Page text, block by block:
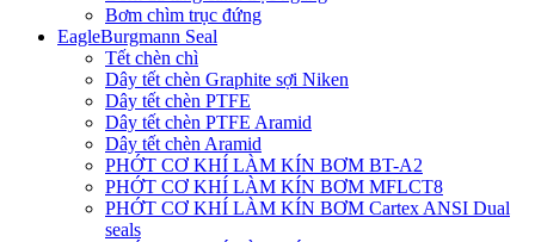
Bơm chìm trục đứng
EagleBurgmann Seal
Tết chèn chì
Dây tết chèn Graphite sợi Niken
Dây tết chèn PTFE
Dây tết chèn PTFE Aramid
Dây tết chèn Aramid
PHỚT CƠ KHÍ LÀM KÍN BƠM BT-A2
PHỚT CƠ KHÍ LÀM KÍN BƠM MFLCT8
PHỚT CƠ KHÍ LÀM KÍN BƠM Cartex ANSI Dual
seals